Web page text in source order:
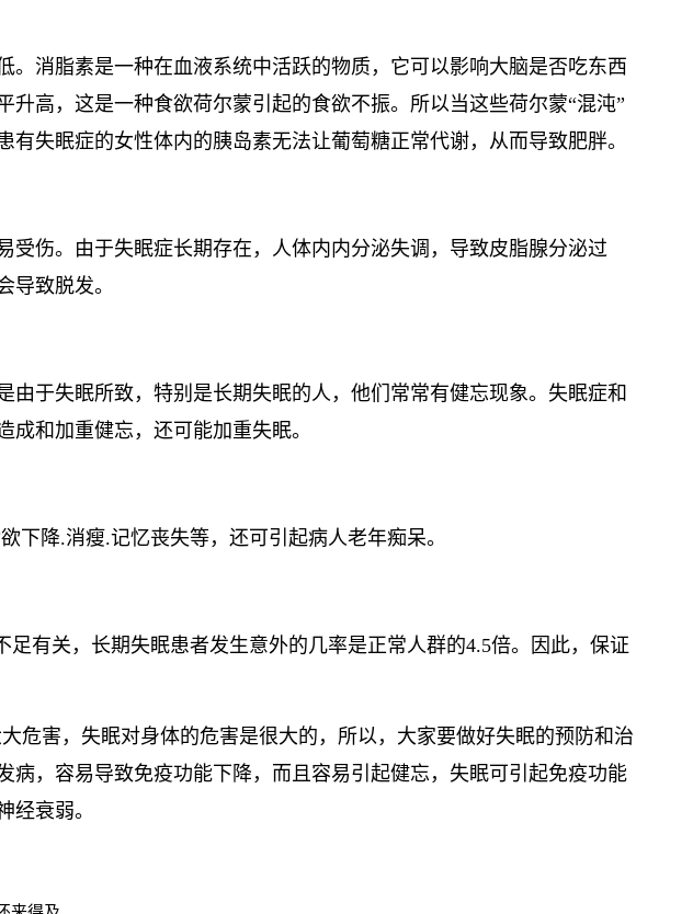
。消脂素是一种在血液系统中活跃的物质，它可以影响大脑是否吃东西
升高，这是一种食欲荷尔蒙引起的食欲不振。所以当这些荷尔蒙“混沌”
有失眠症的女性体内的胰岛素无法让葡萄糖正常代谢，从而导致肥胖。
受伤。由于失眠症长期存在，人体内内分泌失调，导致皮脂腺分泌过
导致脱发。
由于失眠所致，特别是长期失眠的人，他们常常有健忘现象。失眠症和
和加重健忘，还可能加重失眠。
下降.消瘦.记忆丧失等，还可引起病人老年痴呆。
足有关，长期失眠患者发生意外的几率是正常人群的4.5倍。因此，保证
危害，失眠对身体的危害是很大的，所以，大家要做好失眠的预防和治
病，容易导致免疫功能下降，而且容易引起健忘，失眠可引起免疫功能
经衰弱。